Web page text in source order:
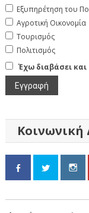
Εξυπηρέτηση του
Αγροτική Οικονομία
Τουρισμός
Πολιτισμός
Έχω διαβάσει